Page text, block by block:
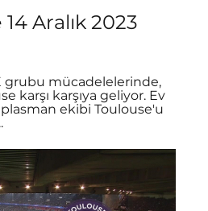
Aralık 2023
grubu mücadelelerinde,
karşı karşıya geliyor. Ev
ekibi Toulouse'u